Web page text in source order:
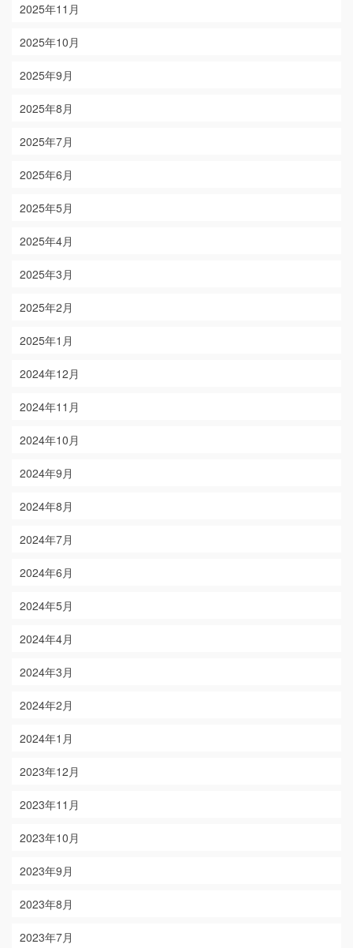
2025年11月
2025年10月
2025年9月
2025年8月
2025年7月
2025年6月
2025年5月
2025年4月
2025年3月
2025年2月
2025年1月
2024年12月
2024年11月
2024年10月
2024年9月
2024年8月
2024年7月
2024年6月
2024年5月
2024年4月
2024年3月
2024年2月
2024年1月
2023年12月
2023年11月
2023年10月
2023年9月
2023年8月
2023年7月